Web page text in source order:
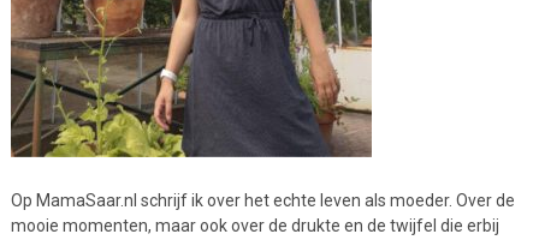
Op MamaSaar.nl schrijf ik over het echte leven als moeder. Over de
mooie momenten, maar ook over de drukte en de twijfel die erbij